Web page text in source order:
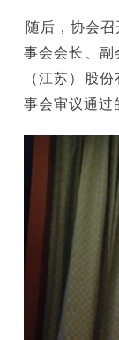
后，协会召开
事会会长、副
（江苏）股
事会审议通过